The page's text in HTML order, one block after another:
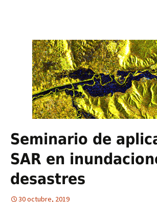
Seminario de
SAR en
desastres
30 octubre, 2019